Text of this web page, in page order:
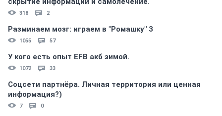
318 2
Разминаем мозг: играем в "Ромашку" 3
1055 57
У кого есть опыт EFB акб зимой.
1072 33
Соцсети партнёра. Личная территория или ценная
информация?)
7 0